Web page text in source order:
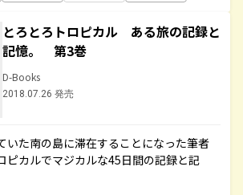
とろとろトロピカル ある旅の記録と
記憶。 第3巻
D-Books
2018.07.26 発売
いた南の島に滞在することになった筆者
ピカルでマジカルな45日間の記録と記